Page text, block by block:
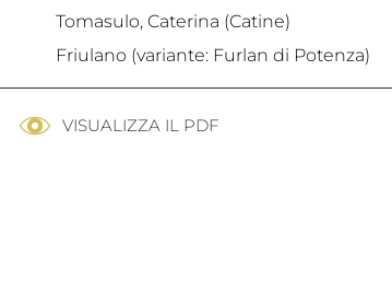
Tomasulo, Caterina (Catine)
Friulano (variante: Furlan di Potenza)
VISUALIZZA IL PDF